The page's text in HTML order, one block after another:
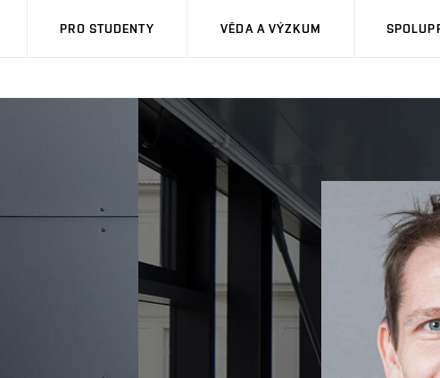
PRO STUDENTY VĚDA A VÝZKUM